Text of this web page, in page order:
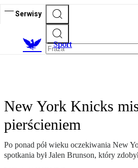
Serwisy
Sport
New York Knicks
pierścieniem
Po ponad pół wieku oczekiwania New
spotkania był Jalen Brunson, który